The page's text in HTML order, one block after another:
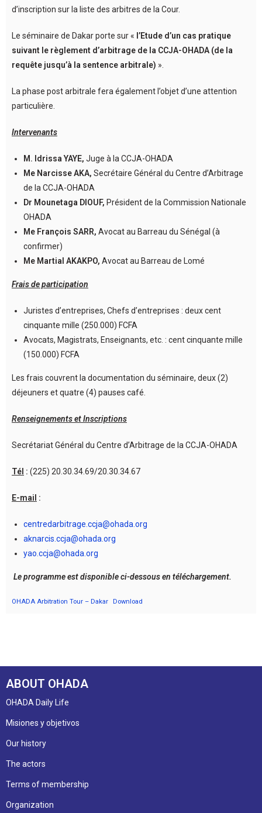
d’inscription sur la liste des arbitres de la Cour.
Le séminaire de Dakar porte sur « l’Etude d’un cas pratique
suivant le règlement d’arbitrage de la CCJA-OHADA (de la
requête jusqu’à la sentence arbitrale) ».
La phase post arbitrale fera également l’objet d’une attention
particulière.
Intervenants
M. Idrissa YAYE, Juge à la CCJA-OHADA
Me Narcisse AKA, Secrétaire Général du Centre d’Arbitrage
de la CCJA-OHADA
Dr Mounetaga DIOUF, Président de la Commission Nationale
OHADA
Me François SARR, Avocat au Barreau du Sénégal (à
confirmer)
Me Martial AKAKPO, Avocat au Barreau de Lomé
Frais de participation
Juristes d’entreprises, Chefs d’entreprises : deux cent
cinquante mille (250.000) FCFA
Avocats, Magistrats, Enseignants, etc. : cent cinquante mille
(150.000) FCFA
Les frais couvrent la documentation du séminaire, deux (2)
déjeuners et quatre (4) pauses café.
Renseignements et Inscriptions
Secrétariat Général du Centre d’Arbitrage de la CCJA-OHADA
Tél : (225) 20.30.34.69/20.30.34.67
E-mail :
centredarbitrage.ccja@ohada.org
aknarcis.ccja@ohada.org
yao.ccja@ohada.org
Le programme est disponible ci-dessous en téléchargement.
OHADA Arbitration Tour – Dakar Download
ABOUT OHADA
OHADA Daily Life
Misiones y objetivos
Our history
The actors
Terms of membership
Organization